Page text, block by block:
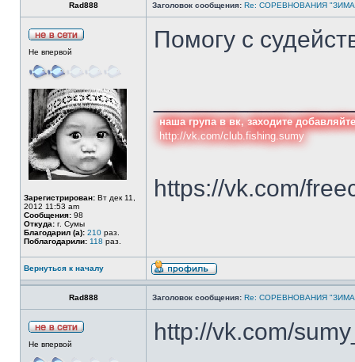
Rad888 Заголовок сообщения: Re: СОРЕВНОВАНИЯ
Не впервой
Зарегистрирован: Вт дек 11,
2012 11:53 am
Сообщения: 98
Откуда: г. Сумы
Благодарил (а): 210 раз.
Поблагодарили: 118 раз.
Помогу с
наша група в вк, заходите
http://vk.com/club.fishing.sumy
https://vk.com/
Вернуться к началу
Rad888 Заголовок сообщения: Re: СОРЕВНОВАНИЯ
Не впервой http://vk.com/